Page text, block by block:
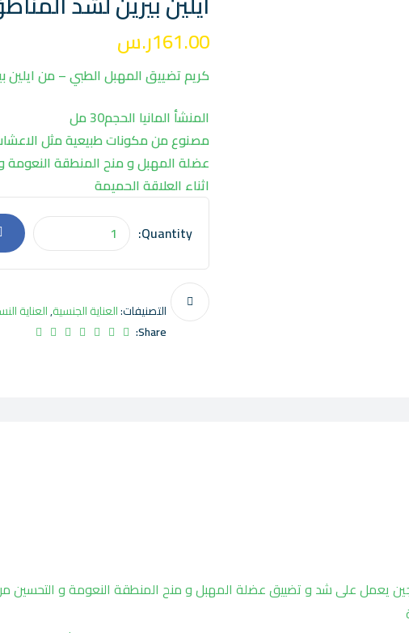
161.00ر.س
كريم تضييق المهبل الطبي – من ايلين
المنشأ المانيا الحجم30 مل
مصنوع من مكونات طبيعية مثل
عضلة المهبل و منح المنطقة
اثناء العلاقة الحميمة
Quantity:
التصنيفات:العناية الجنسية,العناية
Share:
يعمل على شد و تضييق عضلة المهبل و منح المنطقة النعومة و التحسين